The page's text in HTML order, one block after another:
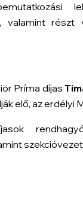
valamint
Príma díjas
elő, az erdélyi